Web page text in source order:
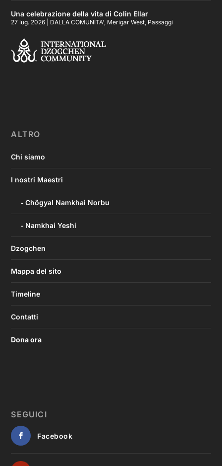
Una celebrazione della vita di Colin Ellar
27 lug. 2026 DALLA COMUNITA', Merigar West, Passaggi
ALTRO
Chi siamo
I nostri Maestri
Chögyal Namkhai Norbu
Namkhai Yeshi
Dzogchen
Mappa del sito
Timeline
Contatti
Dona ora
SEGUICI
Facebook